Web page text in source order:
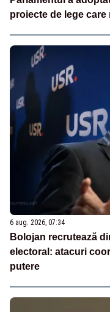
proiecte de lege
6 aug. 2026, 07:34
Bolojan recrutează
electoral: atacuri
putere